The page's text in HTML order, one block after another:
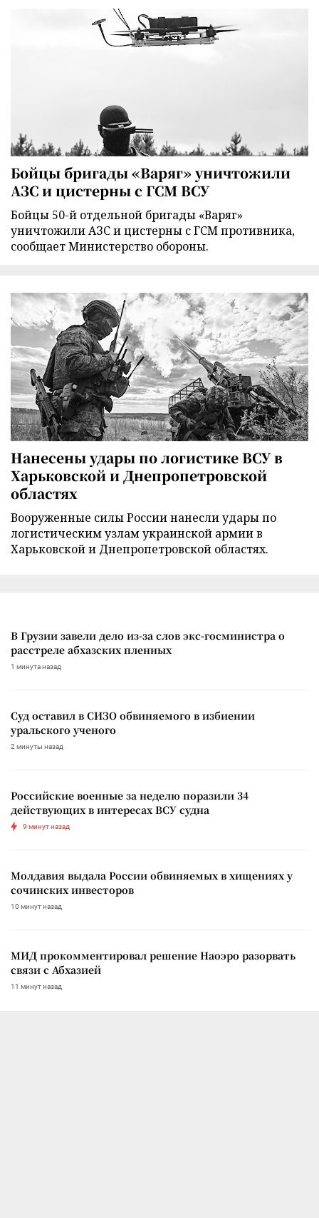
Бойцы бригады «Варяг» уничтожили
АЗС и цистерны с ГСМ ВСУ
Бойцы 50-й отдельной бригады «Варяг»
уничтожили АЗС и цистерны с ГСМ противника,
сообщает Министерство обороны.
Нанесены удары по логистике ВСУ в
Харьковской и Днепропетровской
областях
Вооруженные силы России нанесли удары по
логистическим узлам украинской армии в
Харьковской и Днепропетровской областях.
В Грузии завели дело из-за слов экс-госминистра о
расстреле абхазских пленных
1 минута назад
Суд оставил в СИЗО обвиняемого в избиении
уральского ученого
2 минуты назад
Российские военные за неделю поразили 34
действующих в интересах ВСУ судна
9 минут назад
Молдавия выдала России обвиняемых в хищениях у
сочинских инвесторов
10 минут назад
МИД прокомментировал решение Наоэро разорвать
связи с Абхазией
11 минут назад